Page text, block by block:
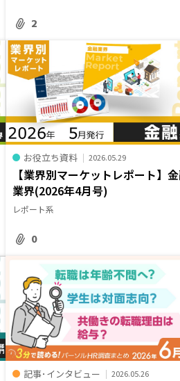
2
お役立ち資料 2026.05.29
【業界別マーケットレポート】
業界(2026年4月号)
レポート系
0
記事･インタビュー 2026.05.26